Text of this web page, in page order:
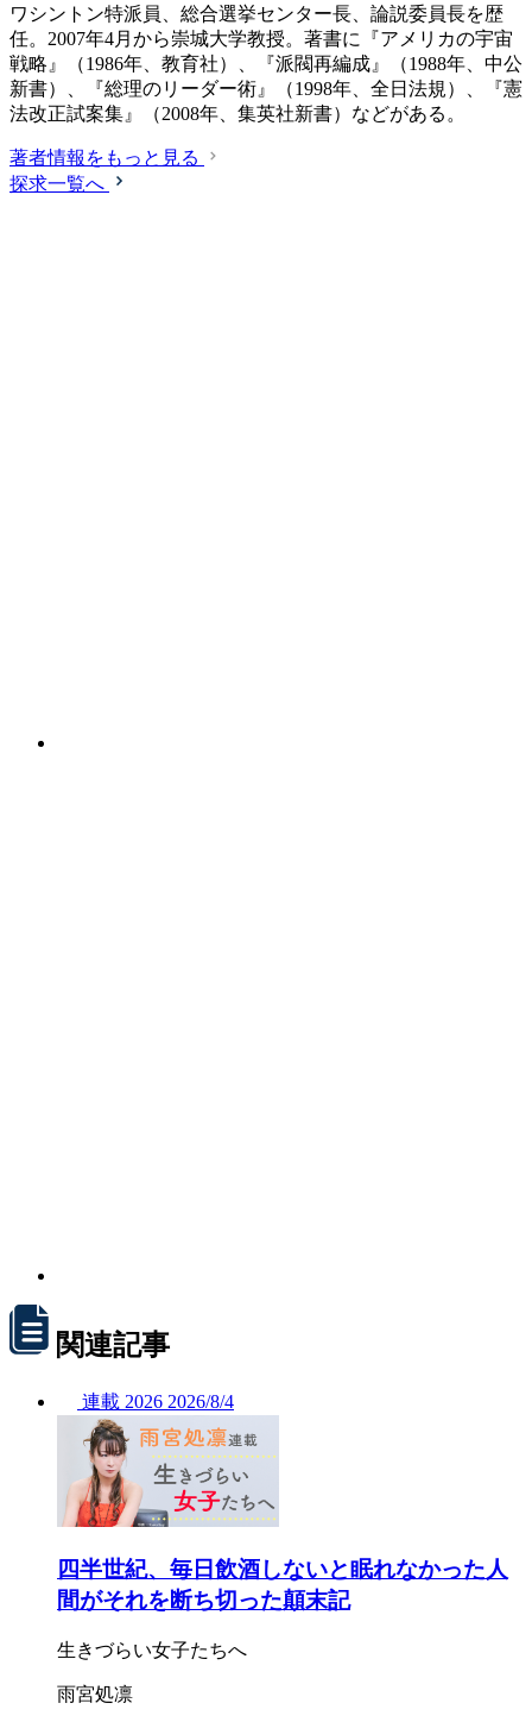
ワシントン特派員、総合選挙センター長、論説委員長を歴
任。2007年4月から崇城大学教授。著書に『アメリカの宇宙
戦略』（1986年、教育社）、『派閥再編成』（1988年、中公
新書）、『総理のリーダー術』（1998年、全日法規）、『憲
法改正試案集』（2008年、集英社新書）などがある。
著者情報をもっと見る
探求一覧へ
関連記事
連載 2026 2026/8/4
四半世紀、毎日飲酒しないと眠れなかった人
間がそれを断ち切った顛末記
生きづらい女子たちへ
雨宮処凛